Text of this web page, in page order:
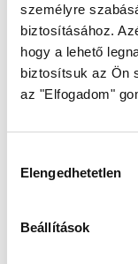
személyre
biztosításához.
hogy a lehető
biztosítsuk az Ön
az "Elfogadom"
kiválasztása
Elengedhetetlen
Beállítások
KDJ 90 J
2000 mm
átlátszó
1385044-